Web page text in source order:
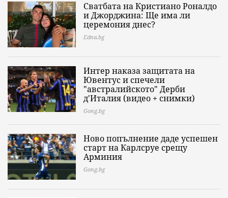
Сватбата на Кристиано Роналдо
и Джорджина: Ще има ли
церемония днес?
Edna.bg
Интер наказа защитата на
Ювентус и спечели
"австралийското" Дерби
д'Италия (видео + снимки)
Gong.bg
Ново попълнение даде успешен
старт на Карлсруе срещу
Арминия
Gong.bg